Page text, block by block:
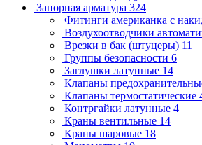
Запорная арматура 324
Фитинги американка с
Воздухоотводчики
Врезки в бак (штуцеры) 11
Группы безопасности 6
Заглушки латунные 14
Клапаны
Клапаны термостатические
Контргайки латунные 4
Краны вентильные 14
Краны шаровые 18